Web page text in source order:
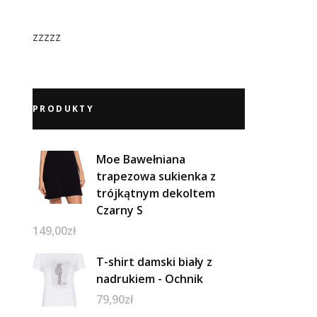
zzzzz
PRODUKTY
Moe Bawełniana
trapezowa sukienka z
trójkątnym dekoltem
Czarny S
149,00zł
T-shirt damski biały z
nadrukiem - Ochnik
79,90zł